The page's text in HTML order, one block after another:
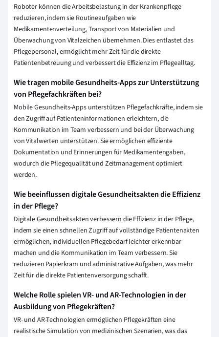
Roboter können die Arbeitsbelastung in der Krankenpflege
reduzieren, indem sie Routineaufgaben wie
Medikamentenverteilung, Transport von Materialien und
Überwachung von Vitalzeichen übernehmen. Dies entlastet das
Pflegepersonal, ermöglicht mehr Zeit für die direkte
Patientenbetreuung und verbessert die Effizienz im Pflegealltag.
Wie tragen mobile Gesundheits-Apps zur Unterstützung
von Pflegefachkräften bei?
Mobile Gesundheits-Apps unterstützen Pflegefachkräfte, indem sie
den Zugriff auf Patienteninformationen erleichtern, die
Kommunikation im Team verbessern und bei der Überwachung
von Vitalwerten unterstützen. Sie ermöglichen effiziente
Dokumentation und Erinnerungen für Medikamentengaben,
wodurch die Pflegequalität und Zeitmanagement optimiert
werden.
Wie beeinflussen digitale Gesundheitsakten die Effizienz
in der Pflege?
Digitale Gesundheitsakten verbessern die Effizienz in der Pflege,
indem sie einen schnellen Zugriff auf vollständige Patientenakten
ermöglichen, individuellen Pflegebedarf leichter erkennbar
machen und die Kommunikation im Team verbessern. Sie
reduzieren Papierkram und administrative Aufgaben, was mehr
Zeit für die direkte Patientenversorgung schafft.
Welche Rolle spielen VR- und AR-Technologien in der
Ausbildung von Pflegekräften?
VR- und AR-Technologien ermöglichen Pflegekräften eine
realistische Simulation von medizinischen Szenarien, was das